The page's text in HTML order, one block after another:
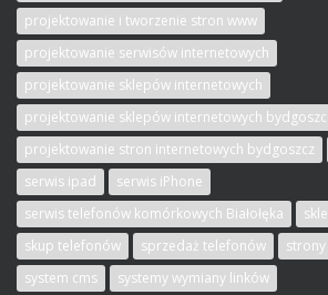
projektowanie i tworzenie stron www
projektowanie serwisów internetowych
projektowanie sklepów internetowych
projektowanie sklepów internetowych
projektowanie stron internetowych bydgoszcz
serwis ipad
serwis iPhone
serwis telefonów komórkowych Białołęka
skup telefonów
sprzedaż telefonów
system cms
systemy wymiany linków